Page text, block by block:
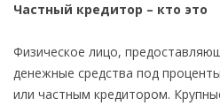
Частный кредитор – кто это
Физическое лицо,
денежные средства под
или частным кредитором.